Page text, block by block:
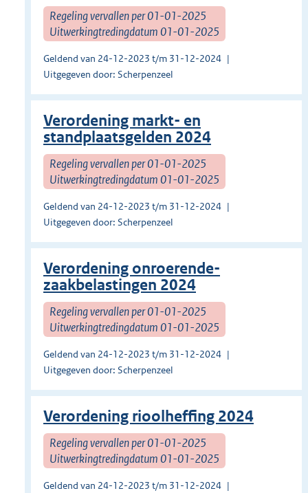
Regeling vervallen per 01-01-2025
Uitwerkingtredingdatum 01-01-2025
Geldend van 24-12-2023 t/m 31-12-2024
Uitgegeven door: Scherpenzeel
Verordening markt- en
standplaatsgelden 2024
Regeling vervallen per 01-01-2025
Uitwerkingtredingdatum 01-01-2025
Geldend van 24-12-2023 t/m 31-12-2024
Uitgegeven door: Scherpenzeel
Verordening onroerende-
zaakbelastingen 2024
Regeling vervallen per 01-01-2025
Uitwerkingtredingdatum 01-01-2025
Geldend van 24-12-2023 t/m 31-12-2024
Uitgegeven door: Scherpenzeel
Verordening rioolheffing 2024
Regeling vervallen per 01-01-2025
Uitwerkingtredingdatum 01-01-2025
Geldend van 24-12-2023 t/m 31-12-2024